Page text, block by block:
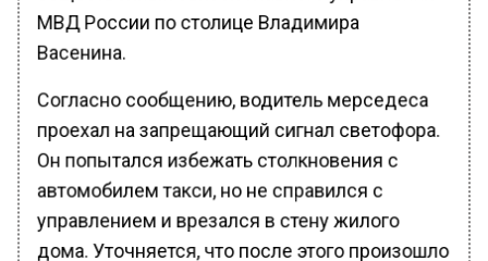
МВД России по столице Владимира
Васенина.
Согласно сообщению, водитель мерседеса
проехал на запрещающий сигнал светофора.
Он попытался избежать столкновения с
автомобилем такси, но не справился с
управлением и врезался в стену жилого
дома. Уточняется, что после этого произошло